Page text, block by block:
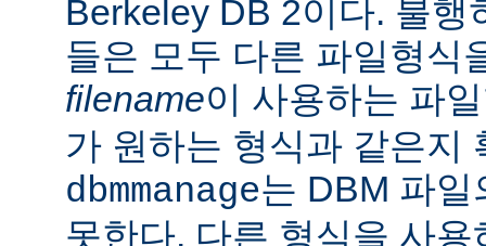
Berkeley DB 2이다. 불행
들은 모두 다른 파일형식
filename이 사용하는 파
가 원하는 형식과 같은지
dbmmanage는 DBM 파
못한다. 다른 형식을 사